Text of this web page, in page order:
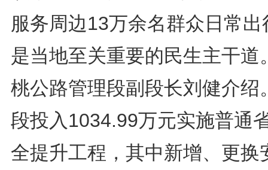
服务周边13万余名群众日常出
是当地至关重要的民生主干道
桃公路管理段副段长刘健介绍
段投入1034.99万元实施普通
全提升工程，其中新增、更换